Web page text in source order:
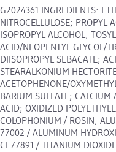
G2024361 INGREDIENTS:
NITROCELLULOSE; PROPYL
ISOPROPYL ALCOHOL;
ACID/NEOPENTYL GLYCOL/
DIISOPROPYL SEBACATE;
STEARALKONIUM
ACETOPHENONE/
BARIUM SULFATE;
ACID; OXIDIZED
COLOPHONIUM / ROSIN;
77002 / ALUMINUM
CI 77891 / TITANIUM